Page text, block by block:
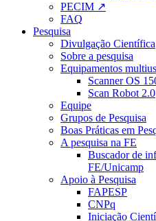
PECIM ↗
FAQ
Pesquisa
Divulgação Científica
Sobre a pesquisa
Equipamentos
Scanner OS
Scan Robot 2.0
Equipe
Grupos de Pesquisa
Boas Práticas em
A pesquisa na FE
Buscador de
FE/Unicamp
Apoio à Pesquisa
FAPESP
CNPq
Iniciação